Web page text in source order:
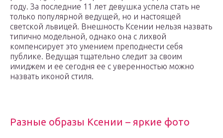
году. За последние 11 лет девушка успела стать не
только популярной ведущей, но и настоящей
светской львицей. Внешность Ксении нельзя назвать
типично модельной, однако она с лихвой
компенсирует это умением преподнести себя
публике. Ведущая тщательно следит за своим
имиджем и ее сегодня ее с уверенностью можно
назвать иконой стиля.
Разные образы Ксении – яркие фото